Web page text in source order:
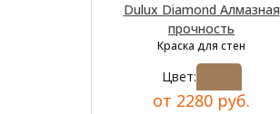
Dulux Diamond Алмазная
прочность
Краска для стен
Цвет:
от 2280 руб.